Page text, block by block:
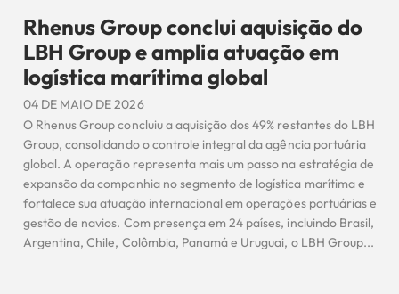
Rhenus Group conclui aquisição do
LBH Group e amplia atuação em
logística marítima global
04 DE MAIO DE 2026
O Rhenus Group concluiu a aquisição dos 49% restantes do LBH
Group, consolidando o controle integral da agência portuária
global. A operação representa mais um passo na estratégia de
expansão da companhia no segmento de logística marítima e
fortalece sua atuação internacional em operações portuárias e
gestão de navios. Com presença em 24 países, incluindo Brasil,
Argentina, Chile, Colômbia, Panamá e Uruguai, o LBH Group...